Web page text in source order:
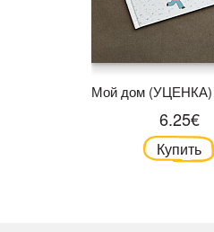
Мой дом (УЦЕНКА)
6.25€
Купить